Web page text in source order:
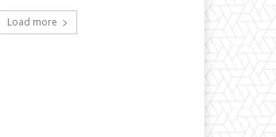
Load more